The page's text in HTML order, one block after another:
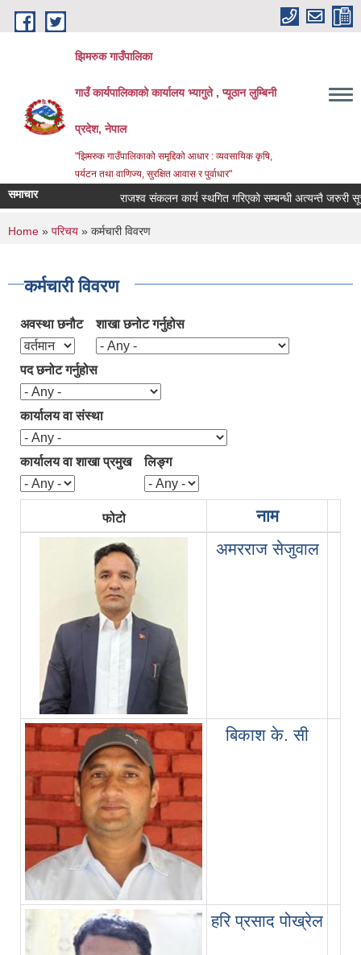
Skip to main content
झिमरुक गाउँपालिका
गाउँ कार्यपालिकाको कार्यालय भ्यागुते , प्यूठान लुम्बिनी
प्रदेश, नेपाल
"झिमरुक गाउँपालिकाको समृद्दिको आधार : व्यवसायिक कृषि,
पर्यटन तथा वाणिज्य, सुरक्षित आवास र पुर्वाधार"
समाचार राजश्व संकलन कार्य स्थगित गरिएको सम्बन्धी अत्यन्तै जरुरी सूचना ।
You are here
Home » परिचय » कर्मचारी विवरण
कर्मचारी विवरण
अवस्था छनौट शाखा छनोट गर्नुहोस
पद छनोट गर्नुहोस
कार्यालय वा संस्था
कार्यालय वा शाखा प्रमुख लिङ्ग
फोटो
नाम
अमरराज सेजुवाल
बिकाश के. सी
हरि प्रसाद पोख्रेल